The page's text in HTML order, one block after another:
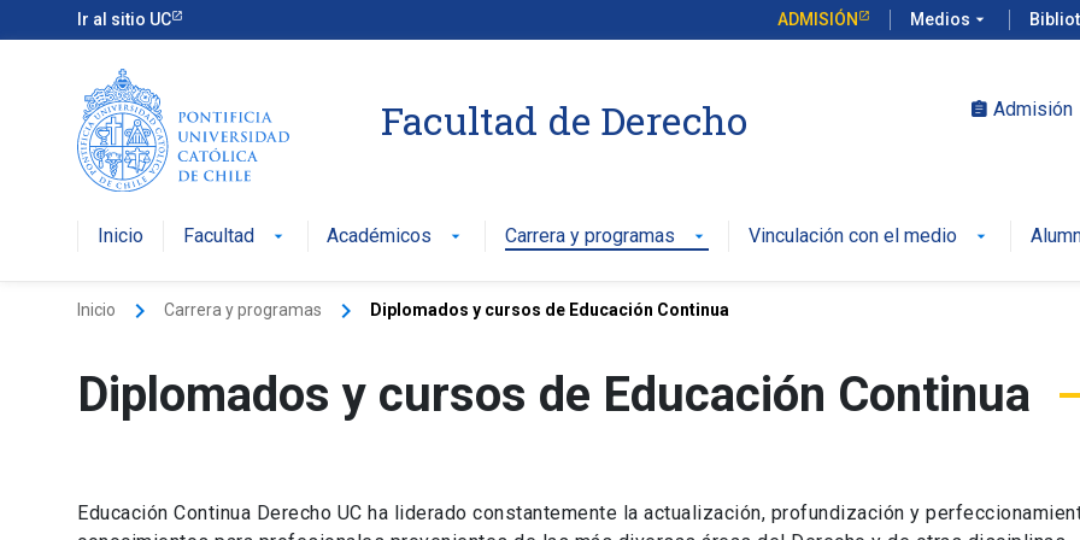
Ir al sitio UC ADMISIÓN Medios arrow_drop_down
Facultad de Derecho assignment Admisión
Inicio Facultad arrow_drop_down Académicos arrow_drop_down Carrera y programas arrow_drop_down Vinculación con el medio arrow_drop_down
Inicio keyboard_arrow_right Carrera y programas keyboard_arrow_right Diplomados y cursos de Educación Continua
Diplomados y cursos de Educación Continua
Educación Continua Derecho UC ha liderado constantemente la actualización, profundización y